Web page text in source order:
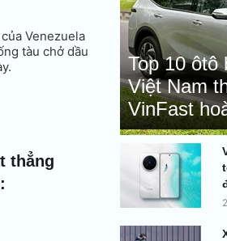
Venezuela
tàu chở dầu
thẳng
Top 10 ôtô
Việt Nam
VinFast